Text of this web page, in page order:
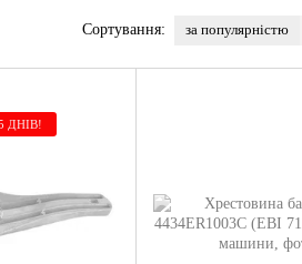
Сортування: за популярністю
ДНІВ!